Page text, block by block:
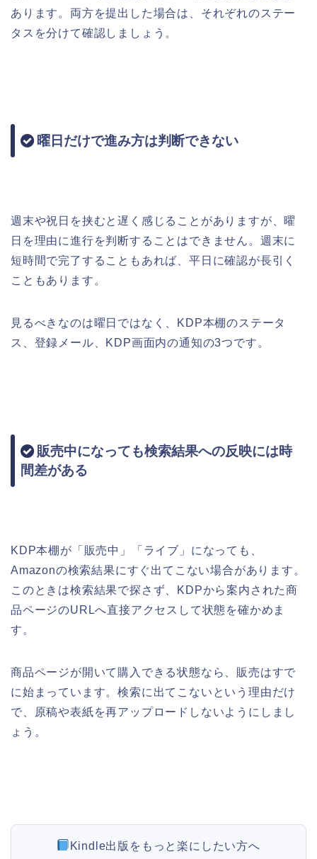
あります。両方を提出した場合は、それぞれのステー
タスを分けて確認しましょう。
曜日だけで進み方は判断できない
週末や祝日を挟むと遅く感じることがありますが、曜
日を理由に進行を判断することはできません。週末に
短時間で完了することもあれば、平日に確認が長引く
こともあります。
見るべきなのは曜日ではなく、KDP本棚のステータ
ス、登録メール、KDP画面内の通知の3つです。
販売中になっても検索結果への反映には時
間差がある
KDP本棚が「販売中」「ライブ」になっても、
Amazonの検索結果にすぐ出てこない場合があります。
このときは検索結果で探さず、KDPから案内された商
品ページのURLへ直接アクセスして状態を確かめま
す。
商品ページが開いて購入できる状態なら、販売はすで
に始まっています。検索に出てこないという理由だけ
で、原稿や表紙を再アップロードしないようにしまし
ょう。
Kindle出版をもっと楽にしたい方へ